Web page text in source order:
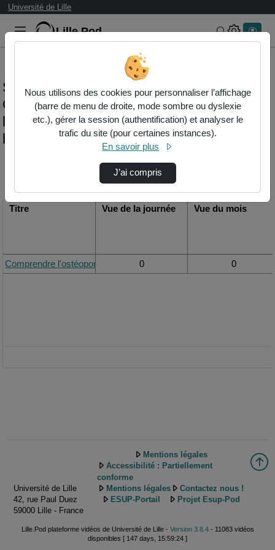
Université de Lille
Lille.Pod Rechercher
Statistiques de visualisation de la vidéo
Comprendre l'ostéoporose en analysant
les lipides de la mandibule du rat - maxime
bedez
Titre Vue de la journée Vue du mois
Comprendre l'ostéoporose en analysant les lipides de la
0 0
Université de Lille
42, rue Paul Duez
59000 Lille - France
Mentions légales
Accessibilité : Partiellement
conforme
Mentions légales
Contactez nous !
ESUP-Portail
Projet Esup-Pod
Lille.Pod plateforme vidéos de Université de Lille - Version 3.8.4- 11083 vidéos
disponibles [ 147 days, 15:59:24 ]
Nous utilisons des cookies pour personnaliser l’affichage
(barre de menu de droite, mode sombre ou dyslexie
etc.), gérer la session (authentification) et analyser le
trafic du site (pour certaines instances).
En savoir plus
J’ai compris